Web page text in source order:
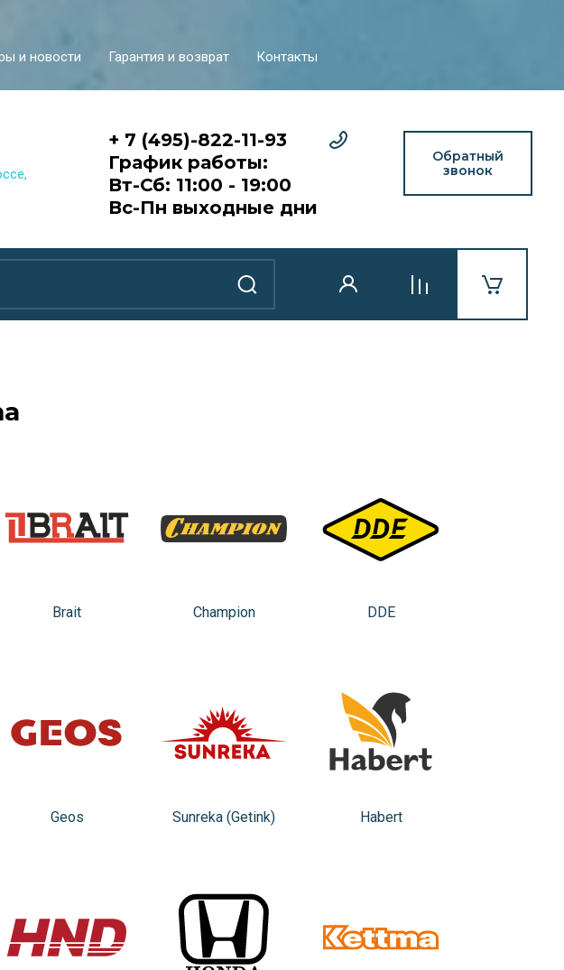
и новости Гарантия и возврат Контакты
+ 7 (495)-822-11-93
График работы:
Вт-Сб: 11:00 - 19:00
Вс-Пн выходные дни
Обратный
звонок
Brait Сhampion DDE
Geos Sunreka (Getink) Habert